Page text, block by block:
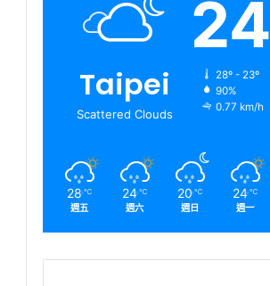
Taipei
Scattered Clouds
24
28º - 23º
90%
0.77 km/h
28 ℃
週五
24 ℃
週六
20 ℃
週日
24 ℃
週一